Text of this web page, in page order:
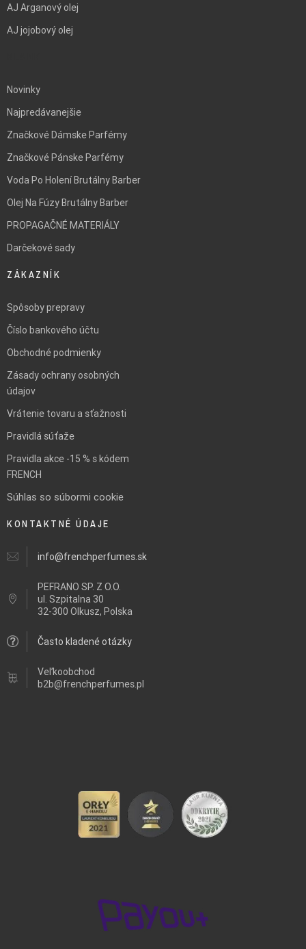
AJ Arganový olej
AJ jojobový olej
Novinky
Najpredávanejšie
Značkové Dámske Parfémy
Značkové Pánske Parfémy
Voda Po Holení Brutálny Barber
Olej Na Fúzy Brutálny Barber
PROPAGAČNÉ MATERIÁLY
Darčekové sady
ZÁKAZNÍK
Spôsoby prepravy
Číslo bankového účtu
Obchodné podmienky
Zásady ochrany osobných
údajov
Vrátenie tovaru a sťažnosti
Pravidlá súťaže
Pravidla akce -15 % s kódem
FRENCH
Súhlas so súbormi cookie
KONTAKTNÉ ÚDAJE
info@frenchperfumes.sk
PEFRANO SP. Z O.O.
ul. Szpitalna 30
32-300 Olkusz, Polska
Často kladené otázky
Veľkoobchod
b2b@frenchperfumes.pl